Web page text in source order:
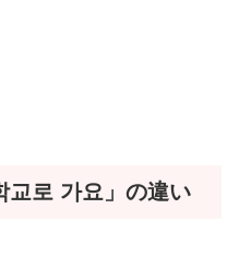
교로 가요」の違い